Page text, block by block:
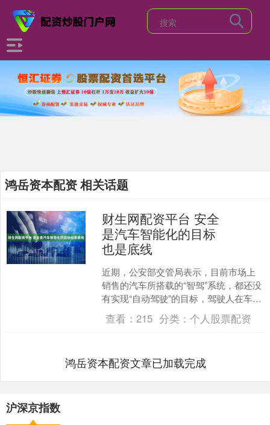
鸿岳资本配资 相关话题
财生网配资平台 安全
是汽车智能化的目标
也是底线
近期，公安部交管局表示，目前市场上
销售的汽车所搭载的“智驾”系统，都还没
有实现“自动驾驶”的目标，驾驶人在车辆
行驶过程中“脱手脱眼”，存在严重道路交
通安全风险。....
查看： 215 分类： 个人股票配资
鸿岳资本配资文章已加载完成
沪深京指数